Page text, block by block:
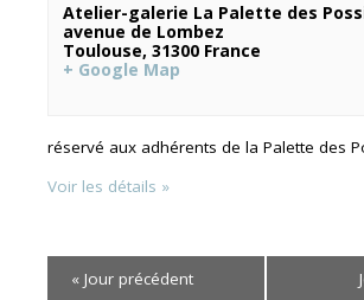
Atelier-galerie La Palette des
avenue de Lombez
Toulouse, 31300 France
+ Google Map
réservé aux adhérents de la Palette des
Voir les détails »
« Jour précédent